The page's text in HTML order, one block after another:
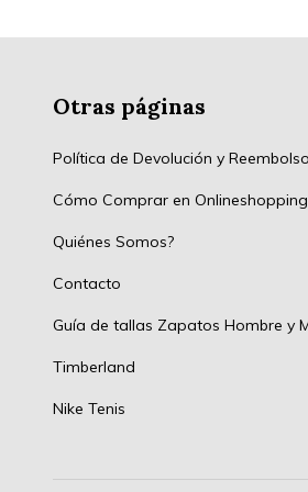
Otras páginas
Política de Devolución y Reembolso
Cómo Comprar en
Quiénes Somos?
Contacto
Guía de tallas Zapatos Hombre y
Timberland
Nike Tenis